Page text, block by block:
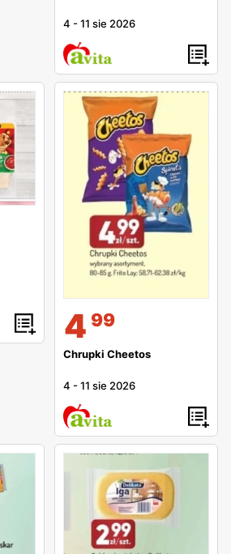
4 -11 sie 2026
4 99
Chrupki Cheetos
4 -11 sie 2026